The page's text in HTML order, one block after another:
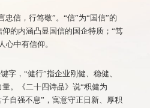
忠信，行笃敬”。“信”为“国信”的
的内涵凸显国信的国企特质；“笃
心中有信仰。
字，“健行”指企业刚健、稳健、
。《二十四诗品》说“积健为
自强不息”，寓意守正日新、厚积